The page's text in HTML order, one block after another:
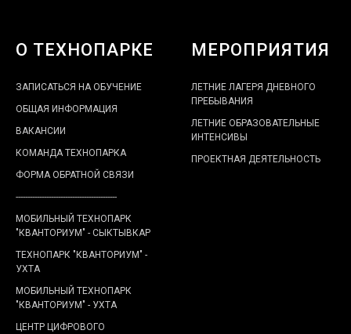
О ТЕХНОПАРКЕ
ЗАПИСАТЬСЯ НА ОБУЧЕНИЕ
ОБЩАЯ ИНФОРМАЦИЯ
ВАКАНСИИ
КОМАНДА ТЕХНОПАРКА
ФОРМА ОБРАТНОЙ СВЯЗИ
-------------------------------------------
МОБИЛЬНЫЙ ТЕХНОПАРК
"КВАНТОРИУМ" - СЫКТЫВКАР
ТЕХНОПАРК "КВАНТОРИУМ" -
УХТА
МОБИЛЬНЫЙ ТЕХНОПАРК
"КВАНТОРИУМ" - УХТА
ЦЕНТР ЦИФРОВОГО
МЕРОПРИЯТИЯ
ЛЕТНИЕ ЛАГЕРЯ ДНЕВНОГО
ПРЕБЫВАНИЯ
ЛЕТНИЕ ОБРАЗОВАТЕЛЬНЫЕ
ИНТЕНСИВЫ
ПРОЕКТНАЯ ДЕЯТЕЛЬНОСТЬ